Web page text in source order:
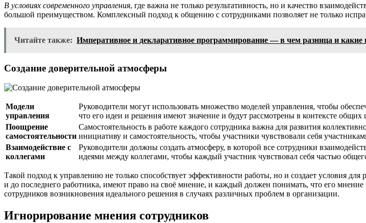
В условиях современного управления, где важна не только результативность, но и качество
большой преимуществом. Комплексный подход к общению с сотрудниками позволяет не только
Читайте также: Императивное и декларативное программирование — в чем разница и
Создание доверительной атмосферы
Модели
управления
Руководители могут использовать множество моделей управления, чтобы
что его идеи и решения имеют значение и будут рассмотрены в контексте общих
Поощрение
самостоятельности
Самостоятельность в работе каждого сотрудника важна для развития
инициативу и самостоятельность, чтобы участники чувствовали себя
Взаимодействие с
коллегами
Руководители должны создать атмосферу, в которой все сотрудники
идеями между коллегами, чтобы каждый участник чувствовал себя частью
Такой подход к управлению не только способствует эффективности работы, но и создает условия
и до последнего работника, имеют право на своё мнение, и каждый должен понимать, что его
сотрудников возникновения идеального решения в случаях различных проблем в организации.
Игнорирование мнения сотрудников